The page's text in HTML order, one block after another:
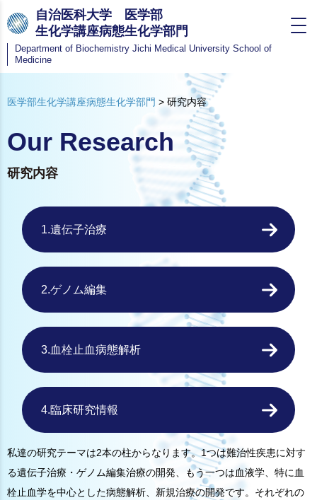
自治医科大学 医学部
生化学講座病態生化学部門
Department of Biochemistry Jichi Medical University School of
Medicine
医学部生化学講座病態生化学部門 > 研究内容
Our Research
研究内容
1.遺伝子治療
2.ゲノム編集
3.血栓止血病態解析
4.臨床研究情報
私達の研究テーマは2本の柱からなります。1つは難治性疾患に対す
る遺伝子治療・ゲノム編集治療の開発、もう一つは血液学、特に血
栓止血学を中心とした病態解析、新規治療の開発です。それぞれの